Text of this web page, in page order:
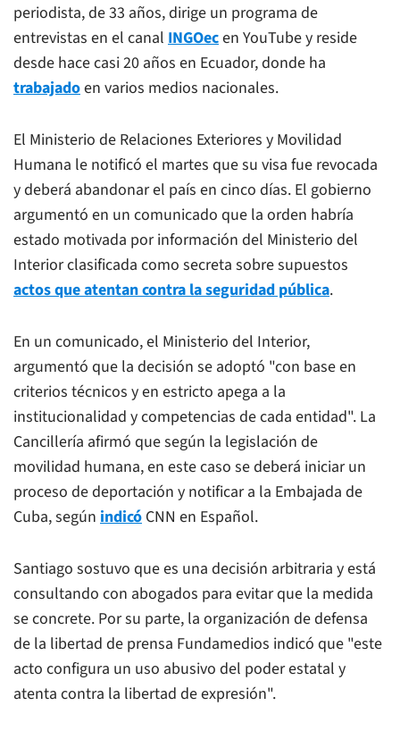
periodista, de 33 años, dirige un programa de
entrevistas en el canal INGOecen YouTube y reside
desde hace casi 20 años en Ecuador, donde ha
trabajadoen varios medios nacionales.
El Ministerio de Relaciones Exteriores y Movilidad
Humana le notificó el martes que su visa fue revocada
y deberá abandonar el país en cinco días. El gobierno
argumentó en un comunicado que la orden habría
estado motivada por información del Ministerio del
Interior clasificada como secreta sobre supuestos
actos que atentan contra la seguridad pública.
En un comunicado, el Ministerio del Interior,
argumentó que la decisión se adoptó "con base en
criterios técnicos y en estricto apega a la
institucionalidad y competencias de cada entidad". La
Cancillería afirmó que según la legislación de
movilidad humana, en este caso se deberá iniciar un
proceso de deportación y notificar a la Embajada de
Cuba, según indicó CNN en Español.
Santiago sostuvo que es una decisión arbitraria y está
consultando con abogados para evitar que la medida
se concrete. Por su parte, la organización de defensa
de la libertad de prensa Fundamedios indicó que "este
acto configura un uso abusivo del poder estatal y
atenta contra la libertad de expresión".